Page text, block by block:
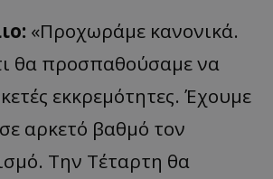
«Προχωράμε κανονικά.
θα προσπαθούσαμε να
εκκρεμότητες. Έχουμε
αρκετό βαθμό τον
Την Τέταρτη θα